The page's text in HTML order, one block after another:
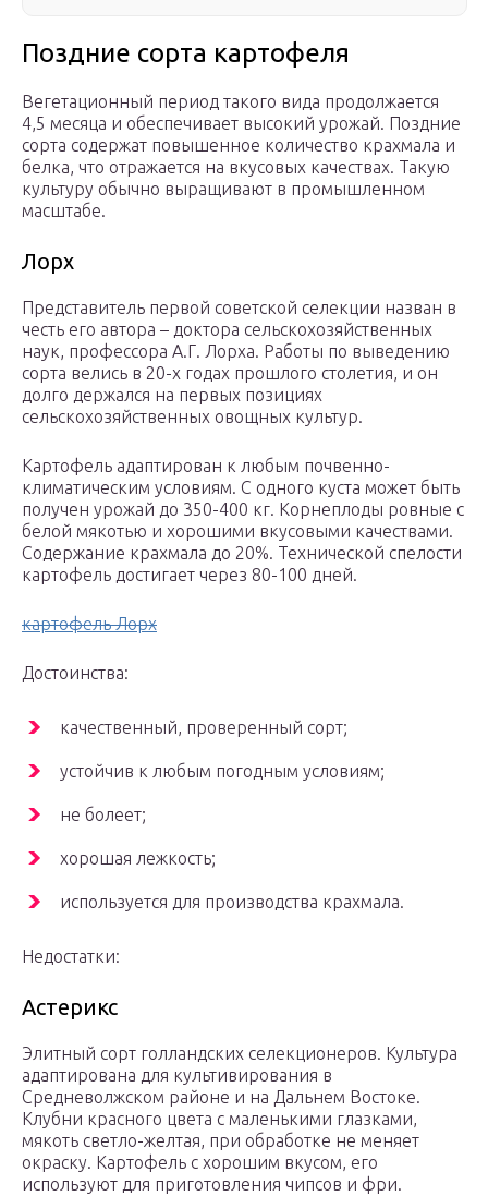
Поздние сорта картофеля
Вегетационный период такого вида продолжается
4,5 месяца и обеспечивает высокий урожай. Поздние
сорта содержат повышенное количество крахмала и
белка, что отражается на вкусовых качествах. Такую
культуру обычно выращивают в промышленном
масштабе.
Лорх
Представитель первой советской селекции назван в
честь его автора – доктора сельскохозяйственных
наук, профессора А.Г. Лорха. Работы по выведению
сорта велись в 20-х годах прошлого столетия, и он
долго держался на первых позициях
сельскохозяйственных овощных культур.
Картофель адаптирован к любым почвенно-
климатическим условиям. С одного куста может быть
получен урожай до 350-400 кг. Корнеплоды ровные с
белой мякотью и хорошими вкусовыми качествами.
Содержание крахмала до 20%. Технической спелости
картофель достигает через 80-100 дней.
картофель Лорх
Достоинства:
качественный, проверенный сорт;
устойчив к любым погодным условиям;
не болеет;
хорошая лежкость;
используется для производства крахмала.
Недостатки:
Астерикс
Элитный сорт голландских селекционеров. Культура
адаптирована для культивирования в
Средневолжском районе и на Дальнем Востоке.
Клубни красного цвета с маленькими глазками,
мякоть светло-желтая, при обработке не меняет
окраску. Картофель с хорошим вкусом, его
используют для приготовления чипсов и фри.